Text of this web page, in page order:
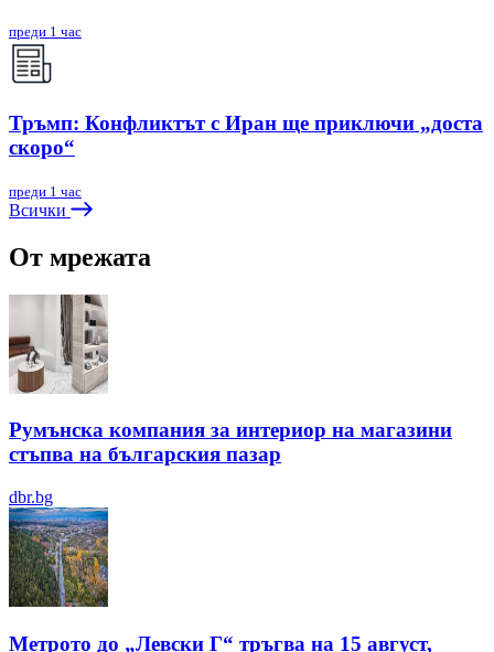
преди 1 час
Тръмп: Конфликтът с Иран ще приключи „доста
скоро“
преди 1 час
Всички
От мрежата
Румънска компания за интериор на магазини
стъпва на българския пазар
dbr.bg
Метрото до „Левски Г“ тръгва на 15 август,